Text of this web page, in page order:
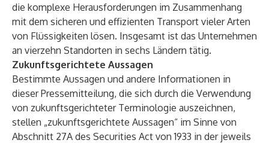
die komplexe Herausforderungen im Zusammenhang
mit dem sicheren und effizienten Transport vieler Arten
von Flüssigkeiten lösen. Insgesamt ist das Unternehmen
an vierzehn Standorten in sechs Ländern tätig.
Zukunftsgerichtete Aussagen
Bestimmte Aussagen und andere Informationen in
dieser Pressemitteilung, die sich durch die Verwendung
von zukunftsgerichteter Terminologie auszeichnen,
stellen „zukunftsgerichtete Aussagen“ im Sinne von
Abschnitt 27A des Securities Act von 1933 in der jeweils